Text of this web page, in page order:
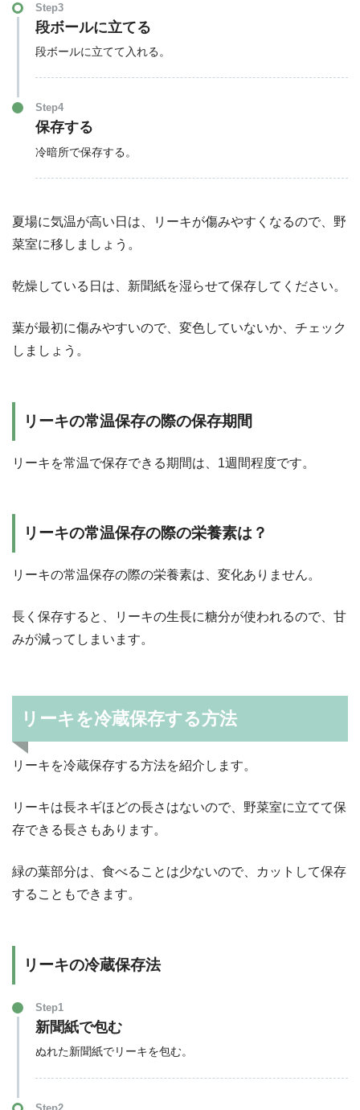
Step3
段ボールに立てる
段ボールに立てて入れる。
Step4
保存する
冷暗所で保存する。
夏場に気温が高い日は、リーキが傷みやすくなるので、野
菜室に移しましょう。
乾燥している日は、新聞紙を湿らせて保存してください。
葉が最初に傷みやすいので、変色していないか、チェック
しましょう。
リーキの常温保存の際の保存期間
リーキを常温で保存できる期間は、1週間程度です。
リーキの常温保存の際の栄養素は？
リーキの常温保存の際の栄養素は、変化ありません。
長く保存すると、リーキの生長に糖分が使われるので、甘
みが減ってしまいます。
リーキを冷蔵保存する方法
リーキを冷蔵保存する方法を紹介します。
リーキは長ネギほどの長さはないので、野菜室に立てて保
存できる長さもあります。
緑の葉部分は、食べることは少ないので、カットして保存
することもできます。
リーキの冷蔵保存法
Step1
新聞紙で包む
ぬれた新聞紙でリーキを包む。